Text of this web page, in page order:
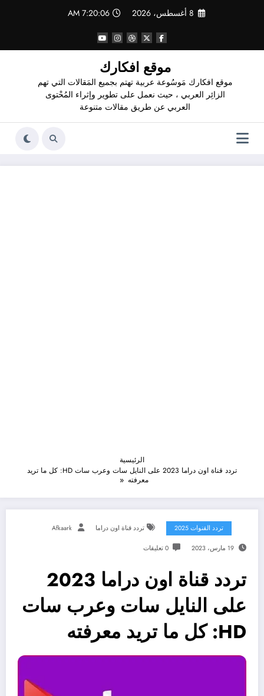
8 أغسطس، 2026 7:20:07 AM
موقع افكارك
موقع افكارك مَوسُوعة عربية تهتم بجميع المَقالات التي تهم
الزائِر العربي ، حيث نعمل على تطوير وإثراء المُحْتوى
العربي عن طريق مقالات متنوعة
الرئيسية
تردد قناة اون دراما 2023 على النايل سات وعرب سات HD: كل ما تريد
معرفته
تردد القنوات 2025 تردد قناة اون دراما Afkaark
19 مارس، 2023 0 تعليقات
تردد قناة اون دراما 2023
على النايل سات وعرب سات
HD: كل ما تريد معرفته